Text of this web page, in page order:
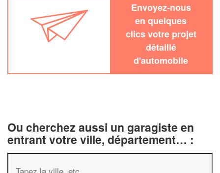
Envoyez-nous
en quelques
clics votre projet
détaillé
d'automobile
Ou cherchez aussi un garagiste en
entrant votre ville, département… :